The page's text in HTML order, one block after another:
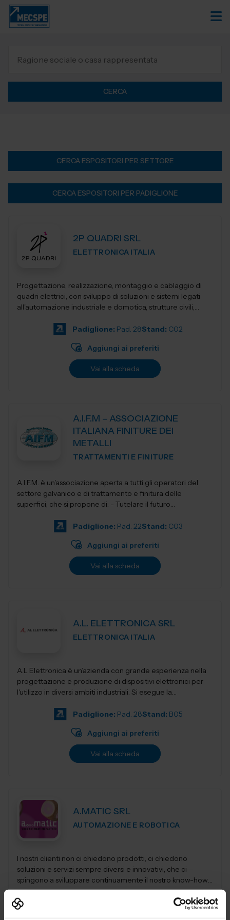
CERCA
CERCA ESPOSITORI PER SETTORE
CERCA ESPOSITORI PER PADIGLIONE
2P QUADRI SRL
ELETTRONICA ITALIA
Progettazione, realizzazione, montaggio e cablaggio di
quadri elettrici, con sviluppo di soluzioni e sistemi legati
all'automazione industriale e domotica, strutture civili,
Padiglione: Pad. 28Stand: C02
Aggiungi ai preferiti
Vai alla scheda
A.I.F.M – ASSOCIAZIONE
ITALIANA FINITURE DEI
METALLI
TRATTAMENTI E FINITURE
A.I.F.M. è un'associazione aperta a tutti gli operatori del
settore galvanico e di trattamento e finitura delle
superfici, che si propone di: - Tutelare il futuro
Padiglione: Pad. 22Stand: C03
Aggiungi ai preferiti
Vai alla scheda
A.L. ELETTRONICA SRL
ELETTRONICA ITALIA
A.L Elettronica è un’azienda con grande esperienza nella
progettazione e produzione di dispositivi elettronici per
l'utilizzo in diversi ambiti industriali. Si esegue la
Padiglione: Pad. 28Stand: B05
Aggiungi ai preferiti
Vai alla scheda
A.MATIC SRL
AUTOMAZIONE E ROBOTICA
I nostri clienti non ci chiedono prodotti, ci chiedono
soluzioni e servizi sempre diversi e innovativi, che ci
spingono a sviluppare continuamente il nostro know-how,
per restituirgli quelle soluzioni...
C38